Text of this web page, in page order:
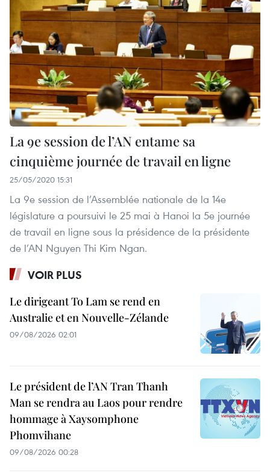
La 9e session de l’AN entame sa
cinquième journée de travail en ligne
25/05/2020 15:31
La 9e session de l’Assemblée nationale de la 14e
législature a poursuivi le 25 mai à Hanoi la 5e journée
de travail en ligne sous la présidence de la présidente
de l’AN Nguyen Thi Kim Ngan.
VOIR PLUS
Le dirigeant To Lam se rend en
Australie et en Nouvelle-Zélande
09/08/2026 02:01
Le président de l’AN Tran Thanh
Man se rendra au Laos pour rendre
hommage à Xaysomphone
Phomvihane
09/08/2026 00:28